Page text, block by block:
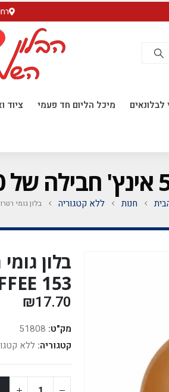
לבלונאים מיכל הליום חד פעמי ציוד
חנות ללא קטגוריה בלון גומי רטרו 5 אינץ' חבילה של 100 יח' LIGHT COFFEE 153
153
₪17.70
מק"ט: 51808
קטגוריה: ללא